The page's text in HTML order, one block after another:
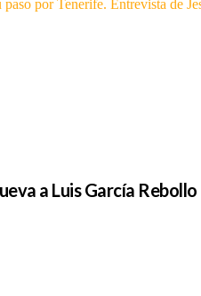
por Tenerife. Entrevista de
a Luis García Rebollo